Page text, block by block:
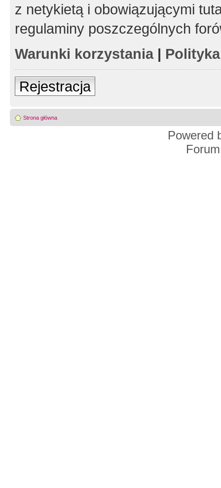
z netykietą i obowiązującymi
regulaminy poszczególnych
Warunki korzystania|
Rejestracja
Strona główna
Powered